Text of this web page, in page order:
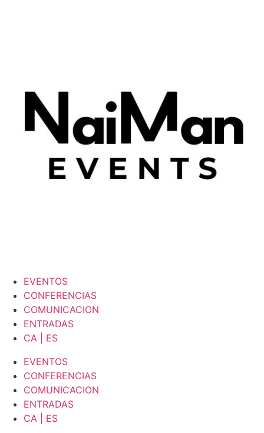
EVENTOS
CONFERENCIAS
COMUNICACION
ENTRADAS
CA | ES
EVENTOS
CONFERENCIAS
COMUNICACION
ENTRADAS
CA | ES